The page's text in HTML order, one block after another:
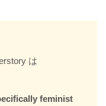
は
feminist